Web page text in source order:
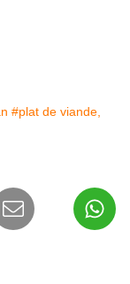
#plat de viande,